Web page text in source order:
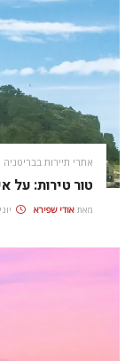
אתרי תיירות בבריטניה
טור טירות: על
מאת אודי שפירא יוני 23, 2018